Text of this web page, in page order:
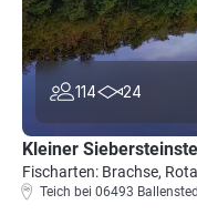
114 24
Kleiner
Fischarten: Brachse,
Teich bei 06493